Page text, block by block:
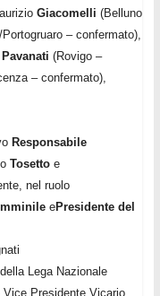
Giacomelli (Belluno
– confermato),
Pavanati (Rovigo –
– confermato),
Responsabile
Tosettoe
nel ruolo
ePresidente del
Lega Nazionale
Vice Presidente Vicario